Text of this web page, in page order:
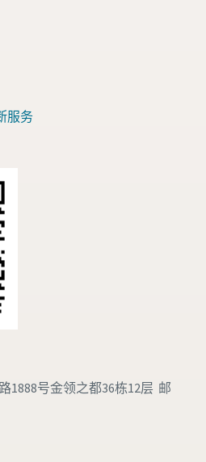
服务
1888号金领之都36栋12层 邮